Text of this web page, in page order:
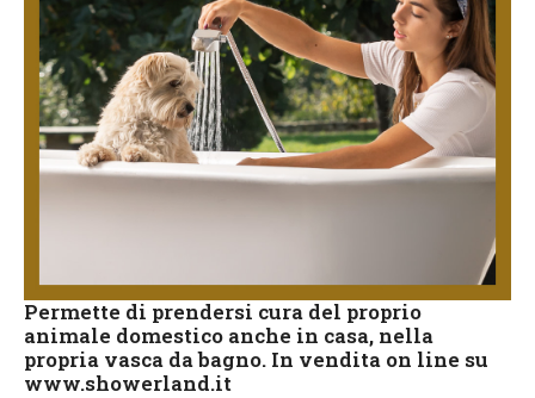
Permette di prendersi cura del proprio
animale domestico anche in casa, nella
propria vasca da bagno. In vendita on line su
www.showerland.it